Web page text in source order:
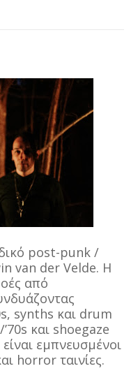
post-punk /
van der Velde. Η
από
synths και drum
και shoegaze
είναι εμπνευσμένοι
horror ταινίες.